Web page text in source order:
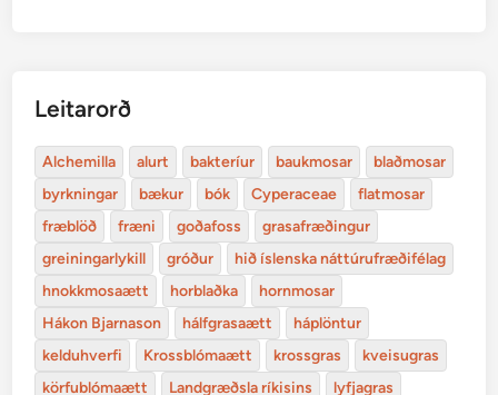
Leitarorð
Alchemilla alurt bakteríur baukmosar
blaðmosar
byrkningar
bækur bók Cyperaceae
flatmosar
fræblöð
fræni goðafoss
grasafræðingur
greiningarlykill
gróður
hið íslenska náttúrufræðifélag
hnokkmosaætt
horblaðka
hornmosar
Hákon Bjarnason
hálfgrasaætt
háplöntur
kelduhverfi
Krossblómaætt krossgras
kveisugras
körfublómaætt
Landgræðsla ríkisins lyfjagras